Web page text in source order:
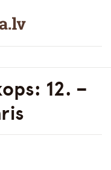
12. –